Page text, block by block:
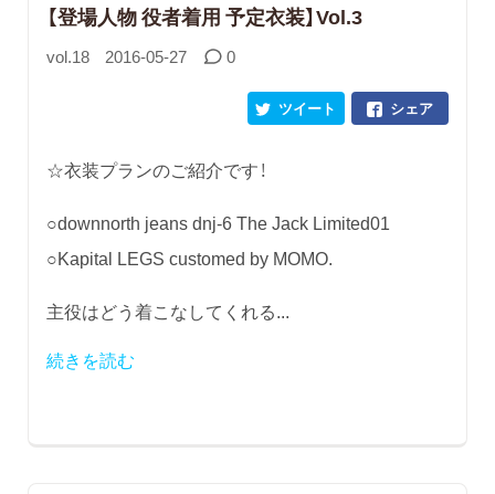
【登場人物 役者着用 予定衣装】Vol.3
vol.18 2016-05-27 0
シェア
ツイート
☆衣装プランのご紹介です！
○downnorth jeans dnj-6 The Jack Limited01
○Kapital LEGS customed by MOMO.
主役はどう着こなしてくれる...
続きを読む